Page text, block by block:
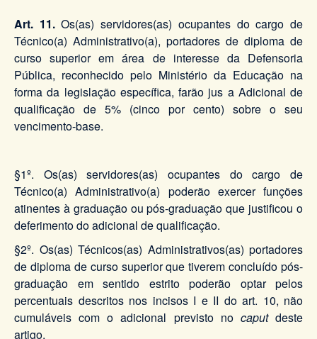
Art. 11.Os(as) servidores(as) ocupantes do cargo de
Técnico(a) Administrativo(a), portadores de diploma de
curso superior em área de interesse da Defensoria
Pública, reconhecido pelo Ministério da Educação na
forma da legislação específica, farão jus a Adicional de
qualificação de 5% (cinco por cento) sobre o seu
vencimento-base.
§1º. Os(as) servidores(as) ocupantes do cargo de
Técnico(a) Administrativo(a) poderão exercer funções
atinentes à graduação ou pós-graduação que justificou o
deferimento do adicional de qualificação.
§2º. Os(as) Técnicos(as) Administrativos(as) portadores
de diploma de curso superior que tiverem concluído pós-
graduação em sentido estrito poderão optar pelos
percentuais descritos nos incisos I e II do art. 10, não
cumuláveis com o adicional previsto no caputdeste
artigo.